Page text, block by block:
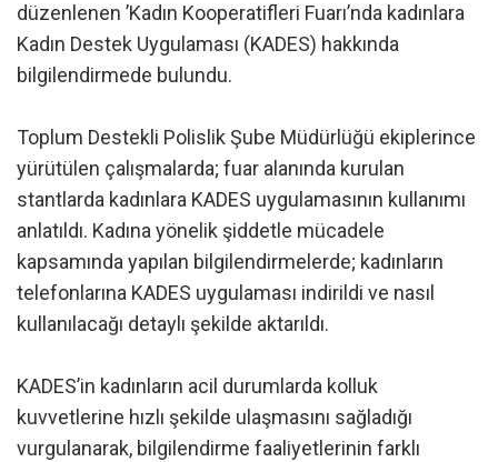
düzenlenen ’Kadın Kooperatifleri Fuarı’nda kadınlara
Kadın Destek Uygulaması (KADES) hakkında
bilgilendirmede bulundu.
Toplum Destekli Polislik Şube Müdürlüğü ekiplerince
yürütülen çalışmalarda; fuar alanında kurulan
stantlarda kadınlara KADES uygulamasının kullanımı
anlatıldı. Kadına yönelik şiddetle mücadele
kapsamında yapılan bilgilendirmelerde; kadınların
telefonlarına KADES uygulaması indirildi ve nasıl
kullanılacağı detaylı şekilde aktarıldı.
KADES’in kadınların acil durumlarda kolluk
kuvvetlerine hızlı şekilde ulaşmasını sağladığı
vurgulanarak, bilgilendirme faaliyetlerinin farklı